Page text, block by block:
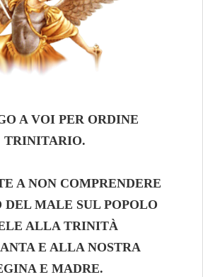
A VOI PER ORDINE
TRINITARIO.
A NON COMPRENDERE
DEL MALE SUL POPOLO
ALLA TRINITÀ
E ALLA NOSTRA
E MADRE.